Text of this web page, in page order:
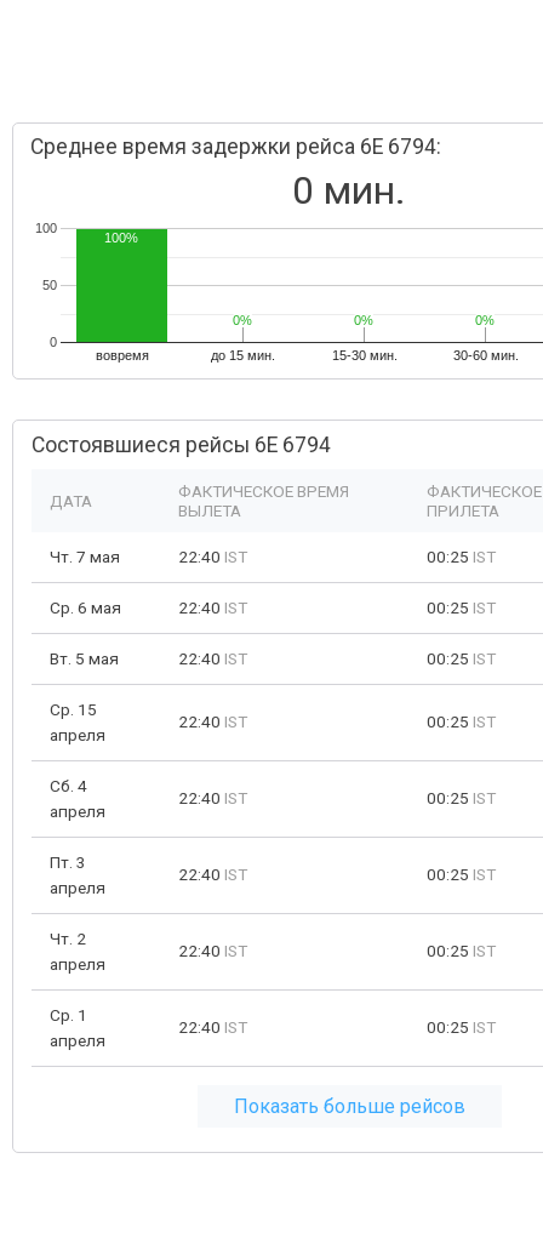
Среднее время задержки рейса 6E 6794:
0 мин.
вовремя до 15 мин. 15-30 мин. 30-60 мин.
0
50
100
100%
0%
0% 0%
0% 0%
0%
Состоявшиеся рейсы 6E 6794
ДАТА
ФАКТИЧЕСКОЕ ВРЕМЯ
ВЫЛЕТА
ПРИЛЕТА
Чт. 7 мая 22:40 IST 00:25 IST
Ср. 6 мая 22:40 IST 00:25 IST
Вт. 5 мая 22:40 IST 00:25 IST
Ср. 15
апреля
22:40 IST 00:25 IST
Сб. 4
апреля
22:40 IST 00:25 IST
Пт. 3
апреля
22:40 IST 00:25 IST
Чт. 2
апреля
22:40 IST 00:25 IST
Ср. 1
апреля
22:40 IST 00:25 IST
Показать больше рейсов